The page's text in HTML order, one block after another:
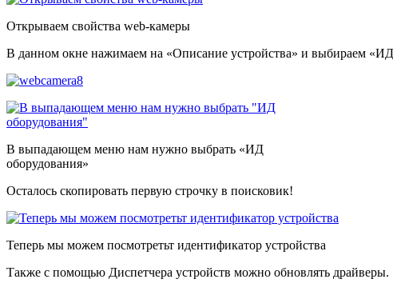
Открываем свойства web-камеры
В данном окне нажимаем на «Описание устройства» и выбираем «ИД
В выпадающем меню нам нужно выбрать «ИД
оборудования»
Осталось скопировать первую строчку в поисковик!
Теперь мы можем посмотретьт идентификатор устройства
Также с помощью Диспетчера устройств можно обновлять драйверы.